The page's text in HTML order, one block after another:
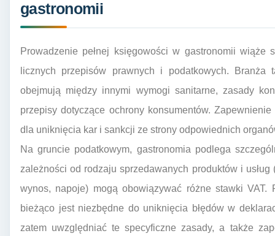
gastronomii
Prowadzenie pełnej księgowości w gastronomii wiąże
licznych przepisów prawnych i podatkowych. Branża
obejmują między innymi wymogi sanitarne, zasady
przepisy dotyczące ochrony konsumentów.
dla uniknięcia kar i sankcji ze strony odpowiednich
Na gruncie podatkowym, gastronomia podlega
zależności od rodzaju sprzedawanych produktów i
wynos, napoje) mogą obowiązywać różne stawki
bieżąco jest niezbędne do uniknięcia błędów w
zatem uwzględniać te specyficzne zasady, a także